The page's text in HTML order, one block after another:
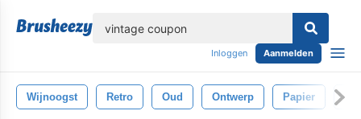
Inloggen Aanmelden
Wijnoogst Retro Oud Ontwerp Papier